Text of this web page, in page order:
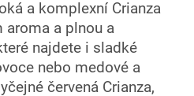
a komplexní Crianza
aroma a plnou a
najdete i sladké
nebo medové a
červená Crianza,